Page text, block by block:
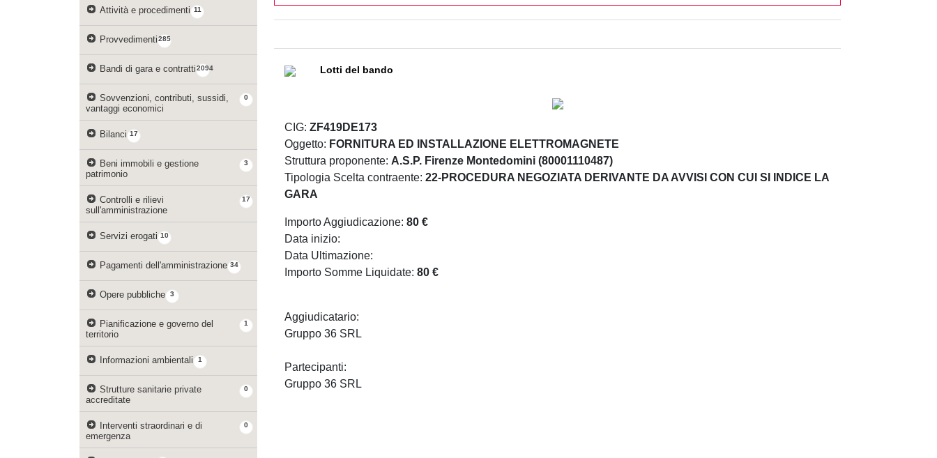
11
Attività e procedimenti
285
Provvedimenti
2094
Bandi di gara e contratti
0
Sovvenzioni, contributi, sussidi,
vantaggi economici
17
Bilanci
3
Beni immobili e gestione
patrimonio
17
Controlli e rilievi
sull'amministrazione
10
Servizi erogati
34
Pagamenti dell'amministrazione
3
Opere pubbliche
1
Pianificazione e governo del
territorio
1
Informazioni ambientali
0
Strutture sanitarie private
accreditate
0
Interventi straordinari e di
emergenza
Lotti del bando
CIG: ZF419DE173
Oggetto: FORNITURA ED INSTALLAZIONE ELETTROMAGNETE
Struttura proponente: A.S.P. Firenze Montedomini (80001110487)
Tipologia Scelta contraente: 22-PROCEDURA NEGOZIATA DERIVANTE DA AVVISI CON CUI SI INDICE LA
GARA
Importo Aggiudicazione: 80 €
Data inizio:
Data Ultimazione:
Importo Somme Liquidate: 80 €
Aggiudicatario:
Gruppo 36 SRL
Partecipanti:
Gruppo 36 SRL